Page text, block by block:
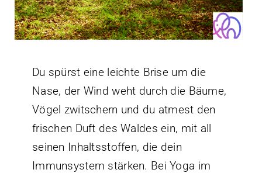
Kontakt
Du spürst eine leichte Brise um die
Nase, der Wind weht durch die Bäume,
Vögel zwitschern und du atmest den
frischen Duft des Waldes ein, mit all
seinen Inhaltsstoffen, die dein
Immunsystem stärken. Bei Yoga im